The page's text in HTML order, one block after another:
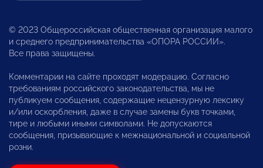
© 2023 Общероссийская общественная организация малого
и среднего предпринимательства «ОПОРА РОССИИ».
Все права защищены.
Комментарии на сайте проходят модерацию. Согласно
требованиям российского законодательства, мы не
публикуем сообщения, содержащие нецензурную лексику
и/или оскорбления, даже в случае замены букв точками,
тире и любыми иными символами. Не допускаются
сообщения, призывающие к межнациональной и социальной
розни.